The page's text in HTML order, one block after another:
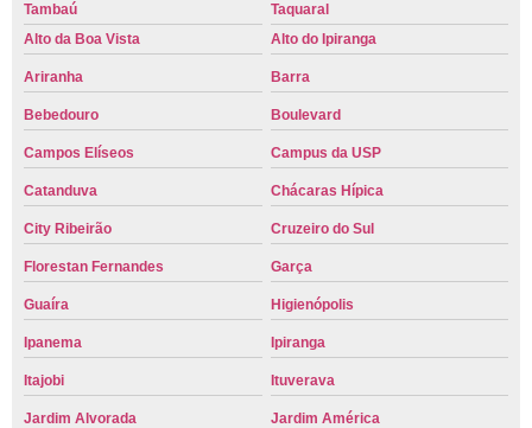
Tambaú
Taquaral
Alto da Boa Vista
Alto do Ipiranga
Ariranha Barra
Bebedouro Boulevard
Campos Elíseos Campus da USP
Catanduva Chácaras Hípica
City Ribeirão Cruzeiro do Sul
Florestan Fernandes Garça
Guaíra Higienópolis
Ipanema Ipiranga
Itajobi Ituverava
Jardim Alvorada Jardim América